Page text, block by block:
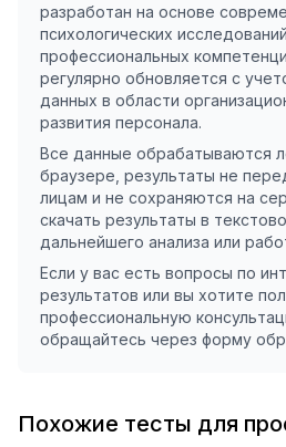
разработан на основе
психологических
профессиональных
регулярно обновляется с
данных в области
развития персонала.
Все данные обрабатываются
браузере, результаты не
лицам и не сохраняются на
скачать результаты в
дальнейшего анализа или
Если у вас есть вопросы по
результатов или вы хотите
профессиональную
обращайтесь через форму
Похожие тесты для